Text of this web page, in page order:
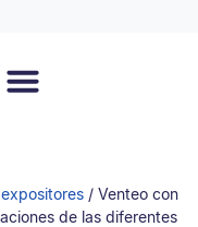
/ Venteo con
de las diferentes